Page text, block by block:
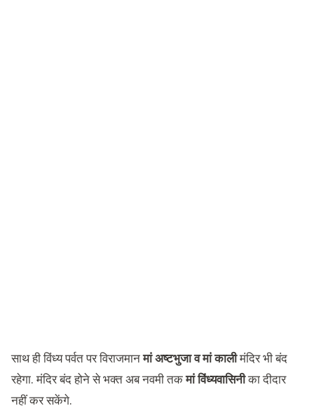
साथ ही विंध्य पर्वत पर विराजमानमां अष्टभुजा व मां कालीमंदिर भी बंद
रहेगा. मंदिर बंद होने से भक्त अब नवमी तकमां विंध्यवासिनीका दीदार
नहीं कर सकेंगे.